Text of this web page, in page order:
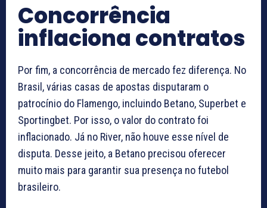
Concorrência
inflaciona contratos
Por fim, a concorrência de mercado fez diferença. No
Brasil, várias casas de apostas disputaram o
patrocínio do Flamengo, incluindo Betano, Superbet e
Sportingbet. Por isso, o valor do contrato foi
inflacionado. Já no River, não houve esse nível de
disputa. Desse jeito, a Betano precisou oferecer
muito mais para garantir sua presença no futebol
brasileiro.